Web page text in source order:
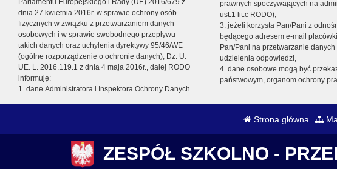
Parlamentu Europejskiego i Rady (UE) 2016/679 z
dnia 27 kwietnia 2016r. w sprawie ochrony osób
fizycznych w związku z przetwarzaniem danych
osobowych i w sprawie swobodnego przepływu
takich danych oraz uchylenia dyrektywy 95/46/WE
(ogólne rozporządzenie o ochronie danych), Dz. U.
UE. L. 2016.119.1 z dnia 4 maja 2016r., dalej RODO
informuję:
1. dane Administratora i Inspektora Ochrony Danych
prawnych spoczywających na
ust.1 lit.c RODO),
3. jeżeli korzysta Pan/Pani z
będącego adresem e-mail
Pan/Pani na przetwarzanie danych
udzielenia odpowiedzi,
4. dane osobowe mogą być
państwowym, organom ochrony
Strona główna
ZESPÓŁ SZKOLNO -